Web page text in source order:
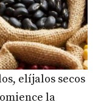
elíjalos secos
la